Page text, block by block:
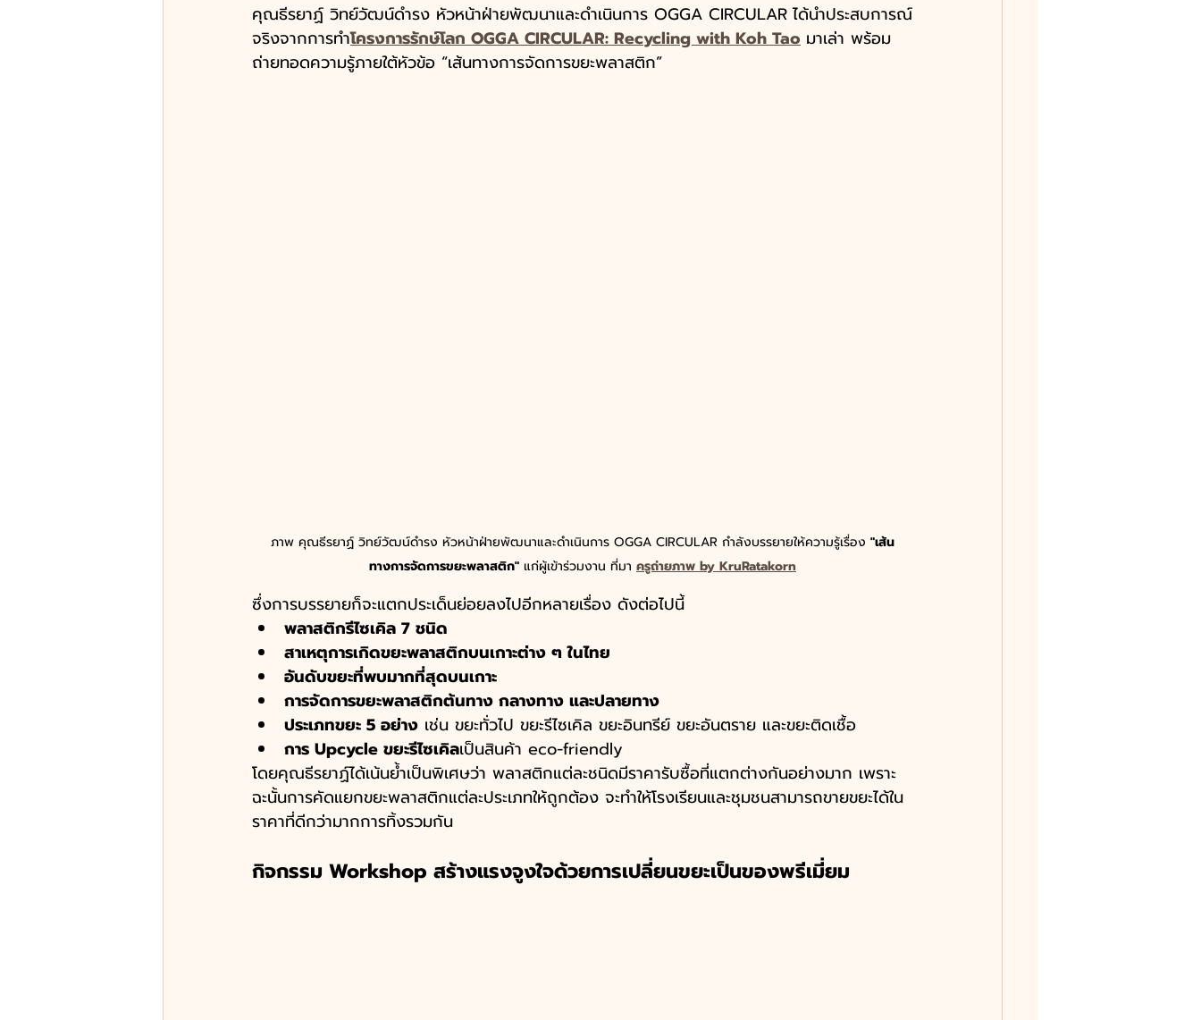
คุณธีรยาฏ์ วิทย์วัฒน์ดำรง หัวหน้าฝ่ายพัฒนาและดำเนินการ OGGA CIRCULAR ได้นำประสบการณ์
จริงจากการทำโครงการรักษ์โลก OGGA CIRCULAR: Recycling with Koh Tao มาเล่า พร้อม
ถ่ายทอดความรู้ภายใต้หัวข้อ “เส้นทางการจัดการขยะพลาสติก”
ภาพ คุณธีรยาฏ์ วิทย์วัฒน์ดำรง หัวหน้าฝ่ายพัฒนาและดำเนินการ OGGA CIRCULAR กำลังบรรยายให้ความรู้เรื่อง "เส้น
ทางการจัดการขยะพลาสติก" แก่ผู้เข้าร่วมงาน ที่มา ครูถ่ายภาพ by KruRatakorn
ซึ่งการบรรยายก็จะแตกประเด็นย่อยลงไปอีกหลายเรื่อง ดังต่อไปนี้
พลาสติกรีไซเคิล 7 ชนิด
สาเหตุการเกิดขยะพลาสติกบนเกาะต่าง ๆ ในไทย
อันดับขยะที่พบมากที่สุดบนเกาะ
การจัดการขยะพลาสติกต้นทาง กลางทาง และปลายทาง
ประเภทขยะ 5 อย่าง เช่น ขยะทั่วไป ขยะรีไซเคิล ขยะอินทรีย์ ขยะอันตราย และขยะติดเชื้อ
การ Upcycle ขยะรีไซเคิลเป็นสินค้า eco-friendly
โดยคุณธีรยาฏ์ได้เน้นย้ำเป็นพิเศษว่า พลาสติกแต่ละชนิดมีราคารับซื้อที่แตกต่างกันอย่างมาก เพราะ
ฉะนั้นการคัดแยกขยะพลาสติกแต่ละประเภทให้ถูกต้อง จะทำให้โรงเรียนและชุมชนสามารถขายขยะได้ใน
ราคาที่ดีกว่ามากการทิ้งรวมกัน
กิจกรรม Workshop สร้างแรงจูงใจด้วยการเปลี่ยนขยะเป็นของพรีเมี่ยม